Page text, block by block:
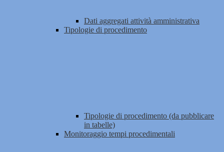
Dati aggregati attività amministrativa
Tipologie di procedimento
Tipologie di procedimento (da pubblicare
in tabelle)
Monitoraggio tempi procedimentali